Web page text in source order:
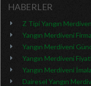
HABERLER
Z Tipi Yangın
Yangın Merdiveni
Yangın Merdiveni
Yangın Merdiveni
Yangın Merdiveni
Dairesel Yangın